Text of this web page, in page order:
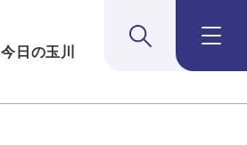
今日の玉川 検索:開く メニュー